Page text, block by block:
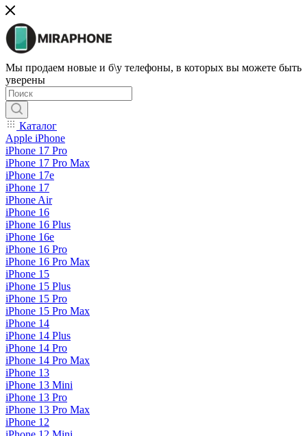
Мы продаем новые и б\у телефоны, в которых вы можете быть
уверены
Каталог
Apple iPhone
iPhone 17 Pro
iPhone 17 Pro Max
iPhone 17e
iPhone 17
iPhone Air
iPhone 16
iPhone 16 Plus
iPhone 16e
iPhone 16 Pro
iPhone 16 Pro Max
iPhone 15
iPhone 15 Plus
iPhone 15 Pro
iPhone 15 Pro Max
iPhone 14
iPhone 14 Plus
iPhone 14 Pro
iPhone 14 Pro Max
iPhone 13
iPhone 13 Mini
iPhone 13 Pro
iPhone 13 Pro Max
iPhone 12